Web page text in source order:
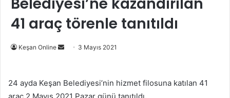
41 araç törenle tanıtıldı
Keşan Online
Bir
göndermek
3 Mayıs 2021
24 ayda Keşan Belediyesi’nin hizmet filosuna katılan 41